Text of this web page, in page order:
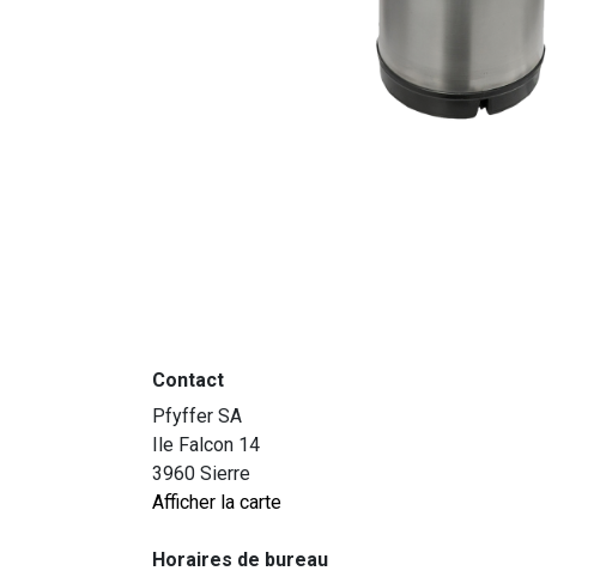
Contact
Pfyffer SA
Ile Falcon 14
3960 Sierre
Afficher la carte
Horaires de bureau